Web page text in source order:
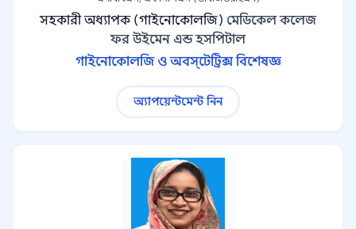
সহকারী অধ্যাপক (গাইনোকোলজি) মেডিকেল কলেজ
ফর উইমেন এন্ড হসপিটাল
গাইনোকোলজি ও অবস্‌টেট্রিক্স বিশেষজ্ঞ
অ্যাপয়েন্টমেন্ট নিন